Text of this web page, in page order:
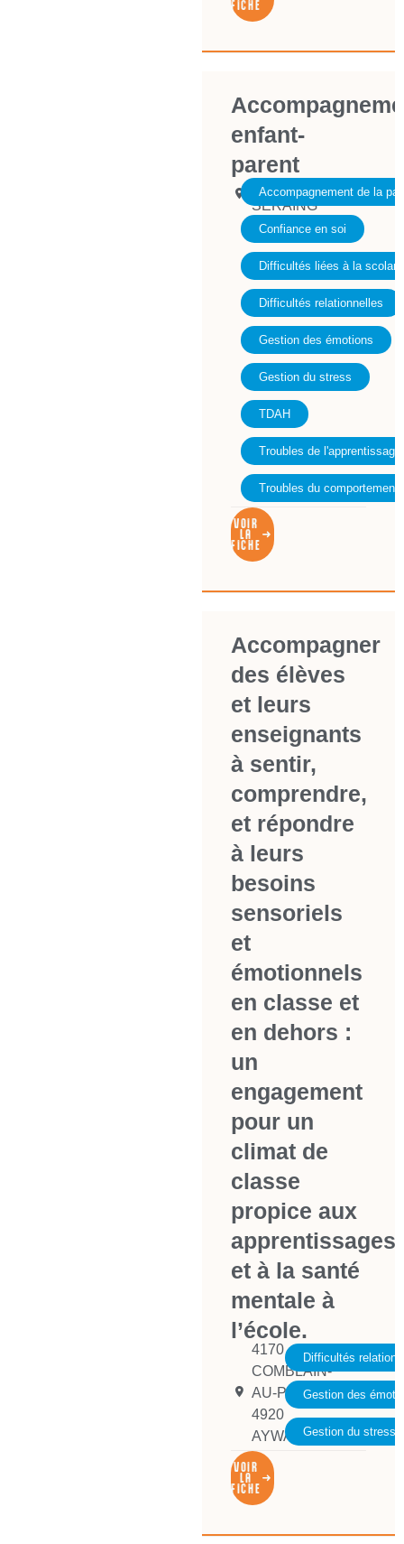
FICHE
enfant-
parent
4100
SERAING
Accompagnement de la
Confiance en soi
Difficultés liées à la
Difficultés relationnelles
Gestion des émotions
Gestion du stress
TDAH
Troubles de l'apprentissage
Troubles du comportement
VOIR
LA
FICHE
Accompagner
des élèves
et leurs
enseignants
à sentir,
comprendre,
et répondre
à leurs
besoins
sensoriels
et
émotionnels
en classe et
en dehors :
un
engagement
pour un
climat de
classe
propice aux
apprentissages
et à la santé
mentale à
l’école.
4170
COMBLAIN-
AU-PONT,
4920
AYWAILLE
Difficultés
Gestion des
Gestion du stress
VOIR
LA
FICHE